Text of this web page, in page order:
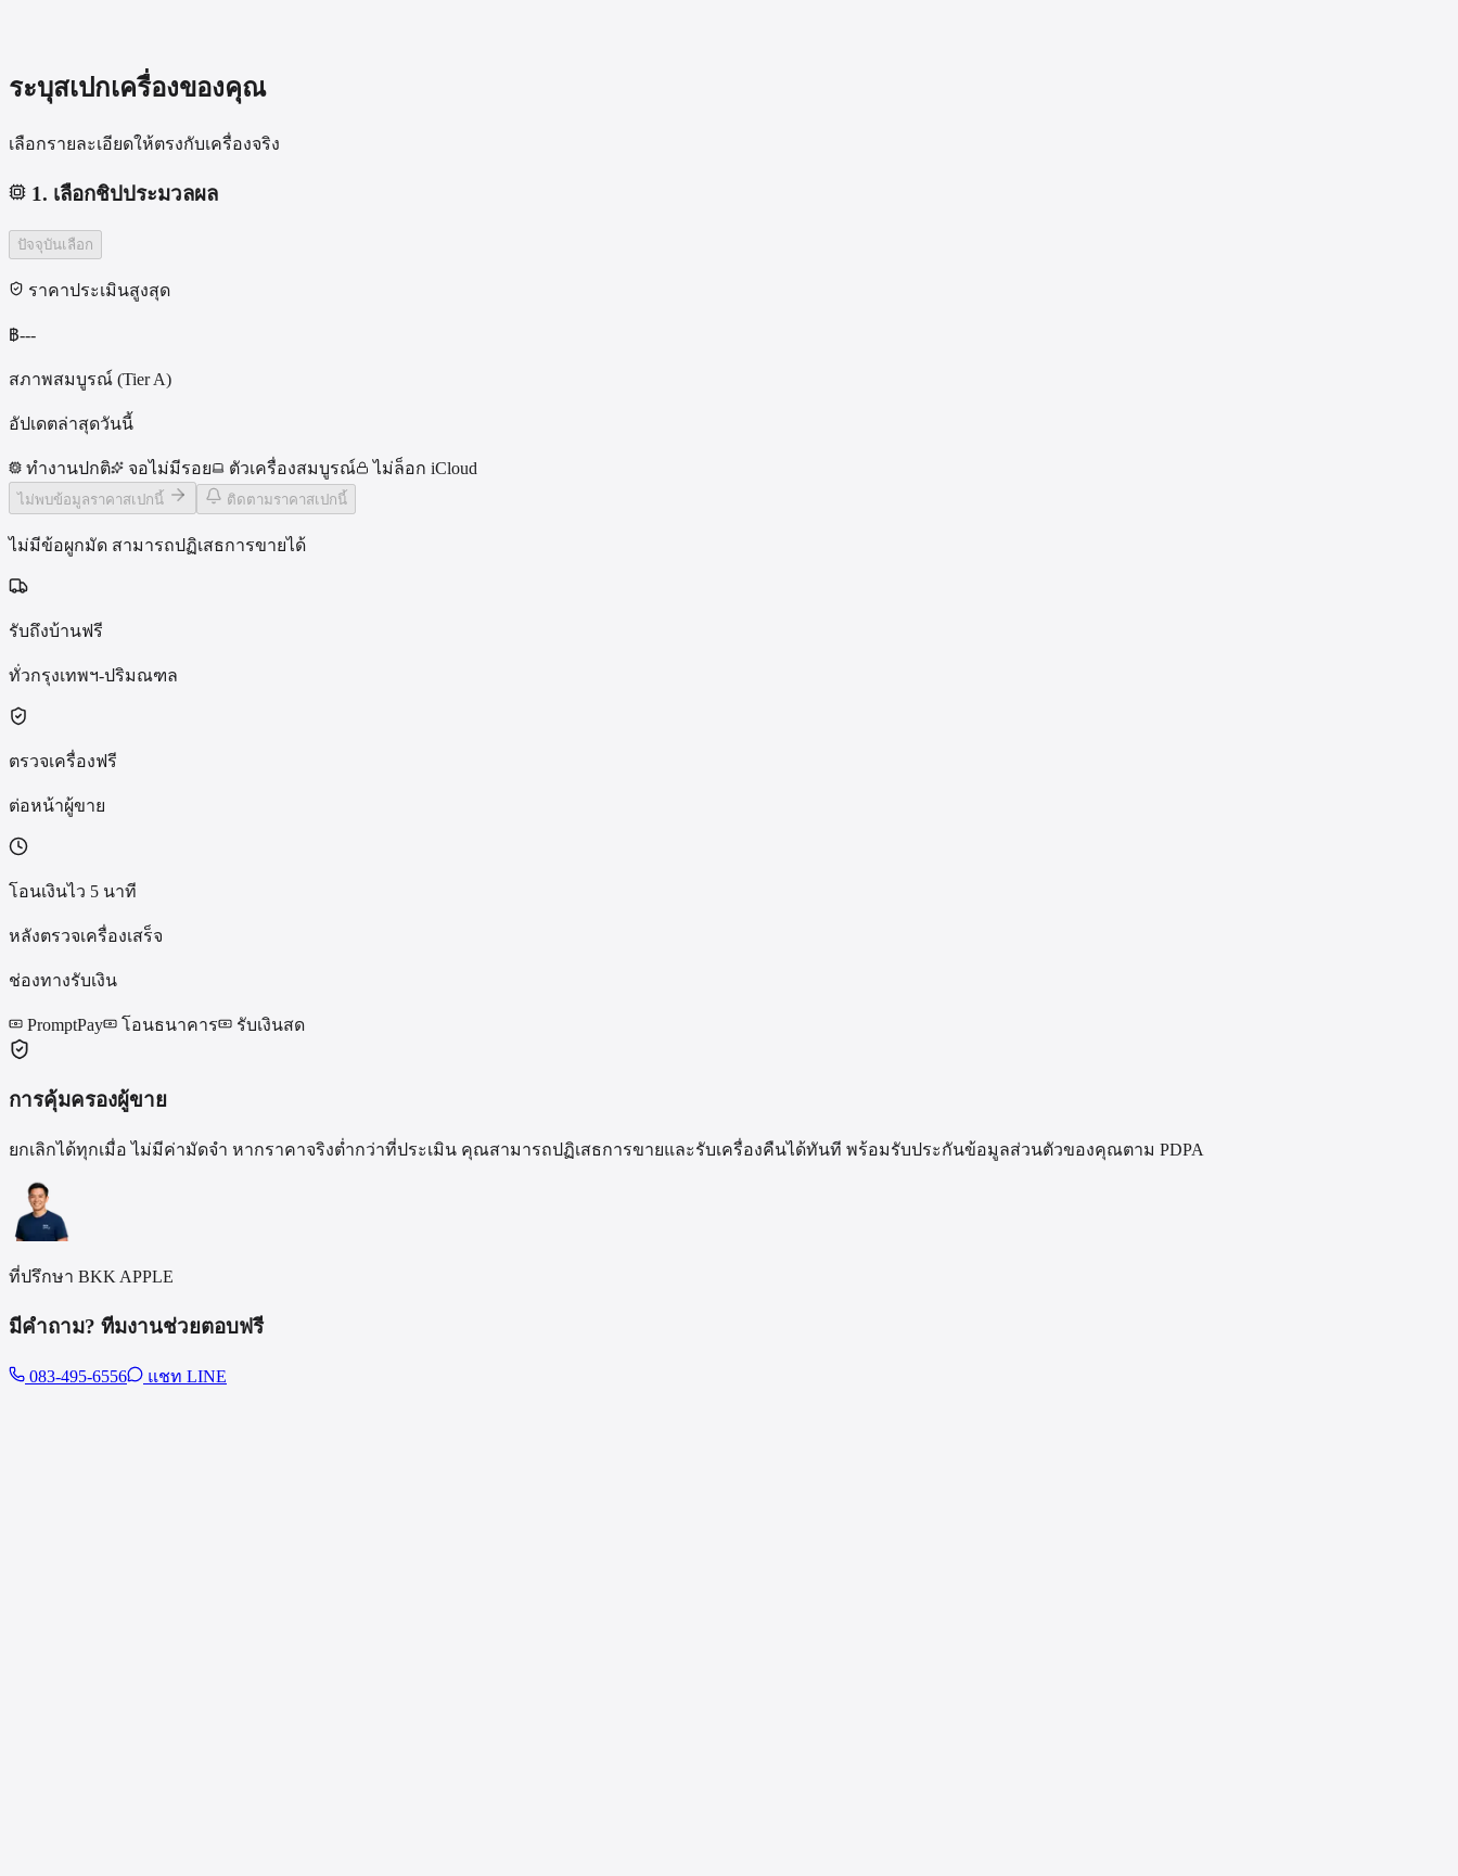
ระบุสเปกเครื่องของคุณ
เลือกรายละเอียดให้ตรงกับเครื่องจริง
1. เลือกชิปประมวลผล
ปัจจุบันเลือก
ราคาประเมินสูงสุด
฿---
สภาพสมบูรณ์ (Tier A)
อัปเดตล่าสุดวันนี้
ทำงานปกติ จอไม่มีรอย ตัวเครื่องสมบูรณ์ ไม่ล็อก iCloud
ไม่พบข้อมูลราคาสเปกนี้ ติดตามราคาสเปกนี้
ไม่มีข้อผูกมัด สามารถปฏิเสธการขายได้
รับถึงบ้านฟรี
ทั่วกรุงเทพฯ-ปริมณฑล
ตรวจเครื่องฟรี
ต่อหน้าผู้ขาย
โอนเงินไว 5 นาที
หลังตรวจเครื่องเสร็จ
ช่องทางรับเงิน
PromptPay โอนธนาคาร รับเงินสด
การคุ้มครองผู้ขาย
ยกเลิกได้ทุกเมื่อ ไม่มีค่ามัดจำ หากราคาจริงต่ำกว่าที่ประเมิน คุณสามารถปฏิเสธการขายและรับเครื่องคืนได้ทันที พร้อมรับประกันข้อมูลส่วนตัวของคุณตาม PDPA
ที่ปรึกษา BKK APPLE
มีคำถาม? ทีมงานช่วยตอบฟรี
083-495-6556 แชท LINE